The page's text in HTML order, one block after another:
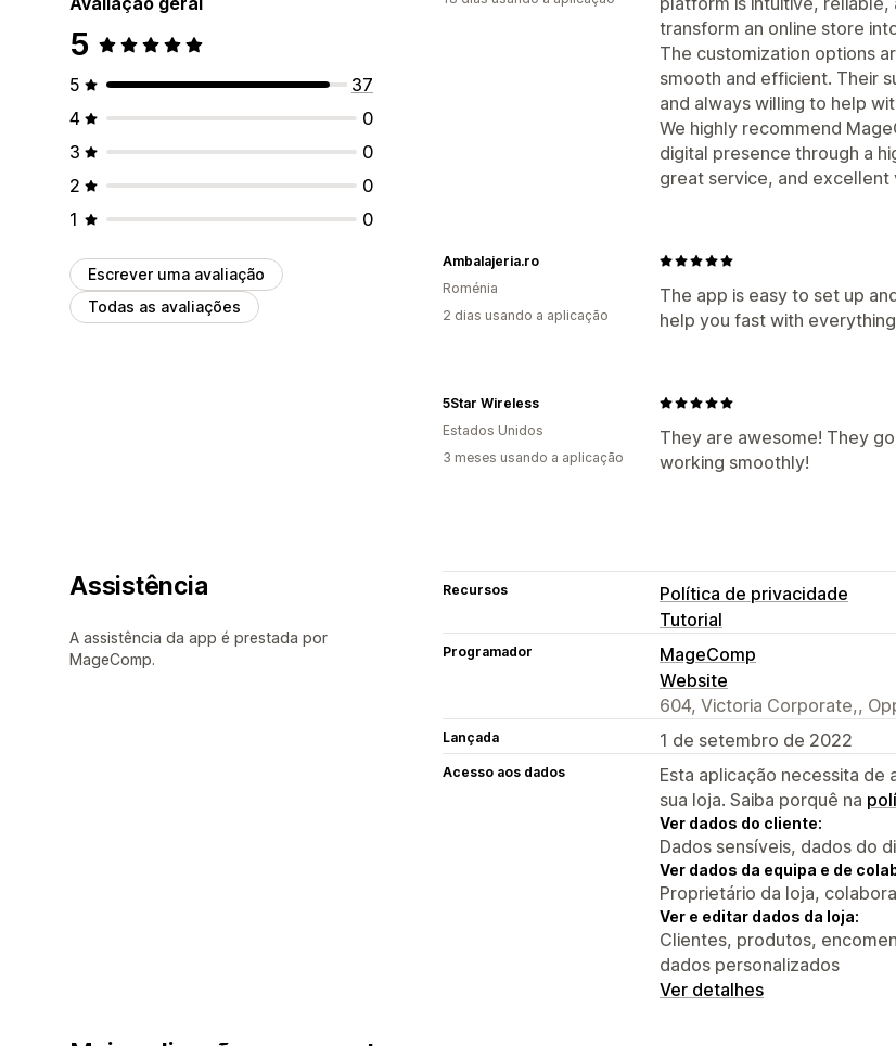
5
5
37
4
0
3
0
2
0
1
0
Escrever uma avaliação
Todas as avaliações
transform an online store
The customization options
smooth and efficient. Their
and always willing to help
We highly recommend
digital presence through a
great service, and excellent
The app is easy to set up
help you fast with
Ambalajeria.ro
Roménia
2 dias usando a aplicação
They are awesome! They
working smoothly!
5Star Wireless
Estados Unidos
3 meses usando a aplicação
Assistência
A assistência da app é prestada por
MageComp.
Recursos
Política de privacidade
Tutorial
Programador
MageComp
Website
604, Victoria Corporate,,
Lançada 1 de setembro de 2022
Acesso aos dados
Esta aplicação necessita de
sua loja. Saiba porquê na
Ver dados do cliente:
Dados sensíveis, dados do
Ver dados da equipa e de
Proprietário da loja,
Ver e editar dados da loja:
Clientes, produtos,
dados personalizados
Ver detalhes